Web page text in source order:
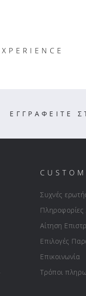
ΕΓΓΡΑΦΕΙΤΕ
Συχνές
Αίτηση
Επιλογές
Επικοινωνία
Τρόποι